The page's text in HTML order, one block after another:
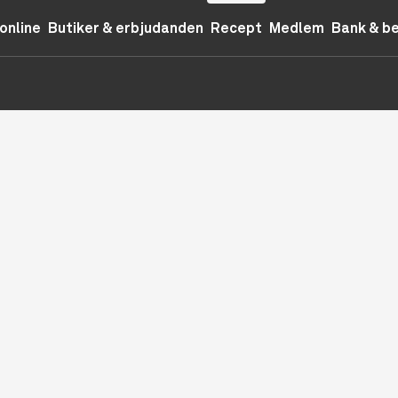
Butiker & erbjudanden Recept Medlem Bank &